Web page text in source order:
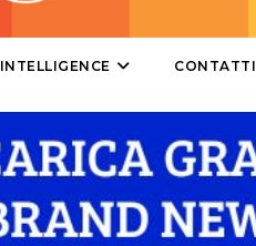
INTELLIGENCE CONTATTI